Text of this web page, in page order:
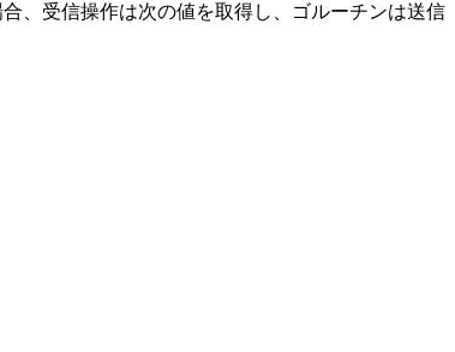
、受信操作は次の値を取得し、ゴルーチンは送信